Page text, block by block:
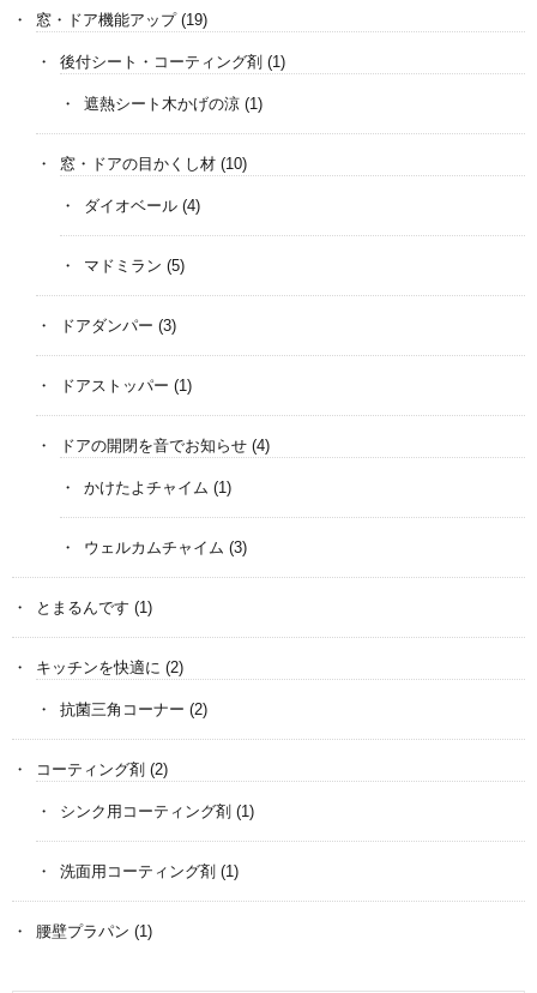
窓・ドア機能アップ(19)
後付シート・コーティング剤 (1)
遮熱シート木かげの涼 (1)
窓・ドアの目かくし材 (10)
ダイオベール (4)
マドミラン (5)
ドアダンパー (3)
ドアストッパー (1)
ドアの開閉を音でお知らせ (4)
かけたよチャイム (1)
ウェルカムチャイム (3)
とまるんです (1)
キッチンを快適に (2)
抗菌三角コーナー (2)
コーティング剤 (2)
シンク用コーティング剤 (1)
洗面用コーティング剤 (1)
腰壁プラパン (1)